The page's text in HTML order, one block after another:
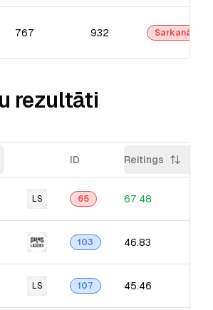
767 932 Sarkanā
rezultāti
ID Reitings
LS 65 67.48
103 46.83
LS 107 45.46